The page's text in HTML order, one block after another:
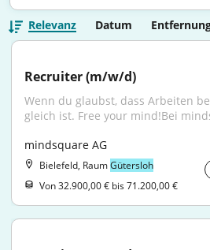
Relevanz Datum
Recruiter (m/w/d)
Wenn du glaubst, dass Arbeiten
gleich ist. Free your mind!Bei
mindsquare AG
Bielefeld, RaumGütersloh
Von 32.900,00 € bis 71.200,00 €